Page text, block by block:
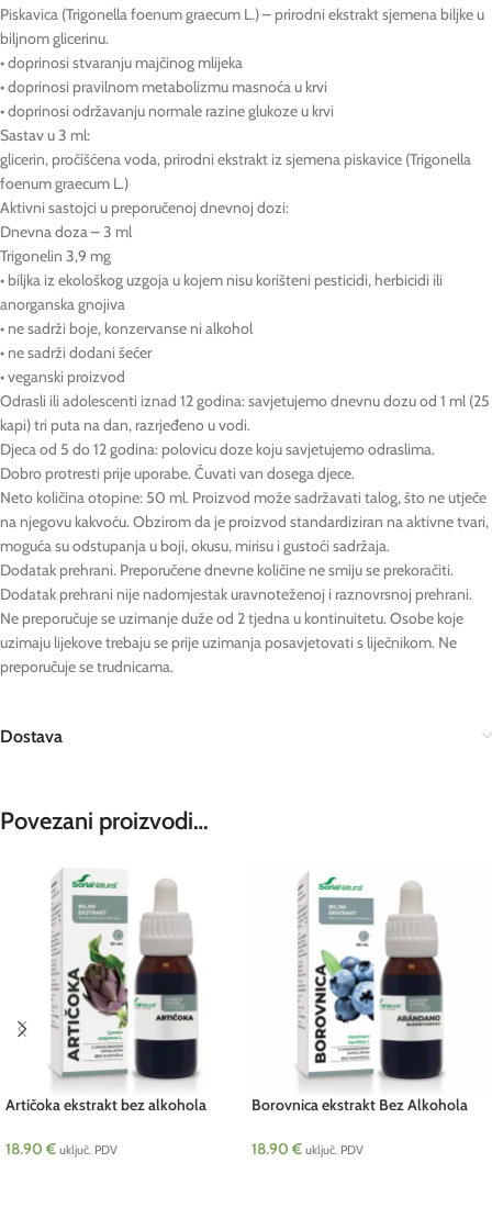
Piskavica (Trigonella foenum graecum L.) – prirodni ekstrakt sjemena biljke u
biljnom glicerinu.
• doprinosi stvaranju majčinog mlijeka
• doprinosi pravilnom metabolizmu masnoća u krvi
• doprinosi održavanju normale razine glukoze u krvi
Sastav u 3 ml:
glicerin, pročišćena voda, prirodni ekstrakt iz sjemena piskavice (Trigonella
foenum graecum L.)
Aktivni sastojci u preporučenoj dnevnoj dozi:
Dnevna doza – 3 ml
Trigonelin 3,9 mg
• biljka iz ekološkog uzgoja u kojem nisu korišteni pesticidi, herbicidi ili
anorganska gnojiva
• ne sadrži boje, konzervanse ni alkohol
• ne sadrži dodani šećer
• veganski proizvod
Odrasli ili adolescenti iznad 12 godina: savjetujemo dnevnu dozu od 1 ml (25
kapi) tri puta na dan, razrjeđeno u vodi.
Djeca od 5 do 12 godina: polovicu doze koju savjetujemo odraslima.
Dobro protresti prije uporabe. Čuvati van dosega djece.
Neto količina otopine: 50 ml. Proizvod može sadržavati talog, što ne utječe
na njegovu kakvoću. Obzirom da je proizvod standardiziran na aktivne tvari,
moguća su odstupanja u boji, okusu, mirisu i gustoći sadržaja.
Dodatak prehrani. Preporučene dnevne količine ne smiju se prekoračiti.
Dodatak prehrani nije nadomjestak uravnoteženoj i raznovrsnoj prehrani.
Ne preporučuje se uzimanje duže od 2 tjedna u kontinuitetu. Osobe koje
uzimaju lijekove trebaju se prije uzimanja posavjetovati s liječnikom. Ne
preporučuje se trudnicama.
Dostava
Povezani proizvodi…
Artičoka ekstrakt bez alkohola
18.90 € uključ. PDV
Borovnica ekstrakt Bez Alkohola
18.90 € uključ. PDV